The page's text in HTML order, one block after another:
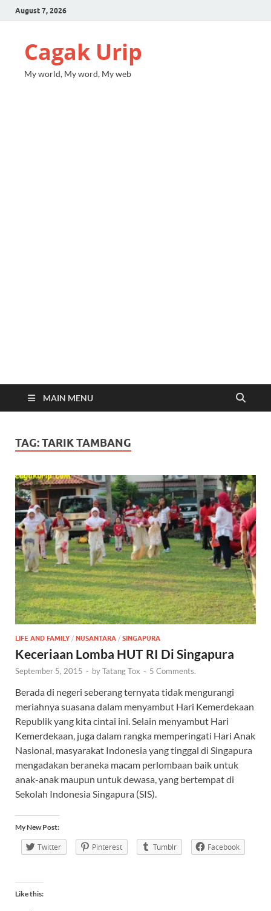
August 7, 2026
Cagak Urip
My world, My word, My web
MAIN MENU
TAG:TARIK TAMBANG
LIFE AND FAMILY / NUSANTARA / SINGAPURA
Keceriaan Lomba HUT RI Di Singapura
September 5, 2015 - byTatang Tox - 5 Comments.
Berada di negeri seberang ternyata tidak mengurangi
meriahnya suasana dalam menyambut Hari Kemerdekaan
Republik yang kita cintai ini. Selain menyambut Hari
Kemerdekaan, juga dalam rangka memperingati Hari Anak
Nasional, masyarakat Indonesia yang tinggal di Singapura
mengadakan beraneka macam perlombaan baik untuk
anak-anak maupun untuk dewasa, yang bertempat di
Sekolah Indonesia Singapura (SIS).
My New Post:
Twitter Pinterest Tumblr Facebook
Like this: